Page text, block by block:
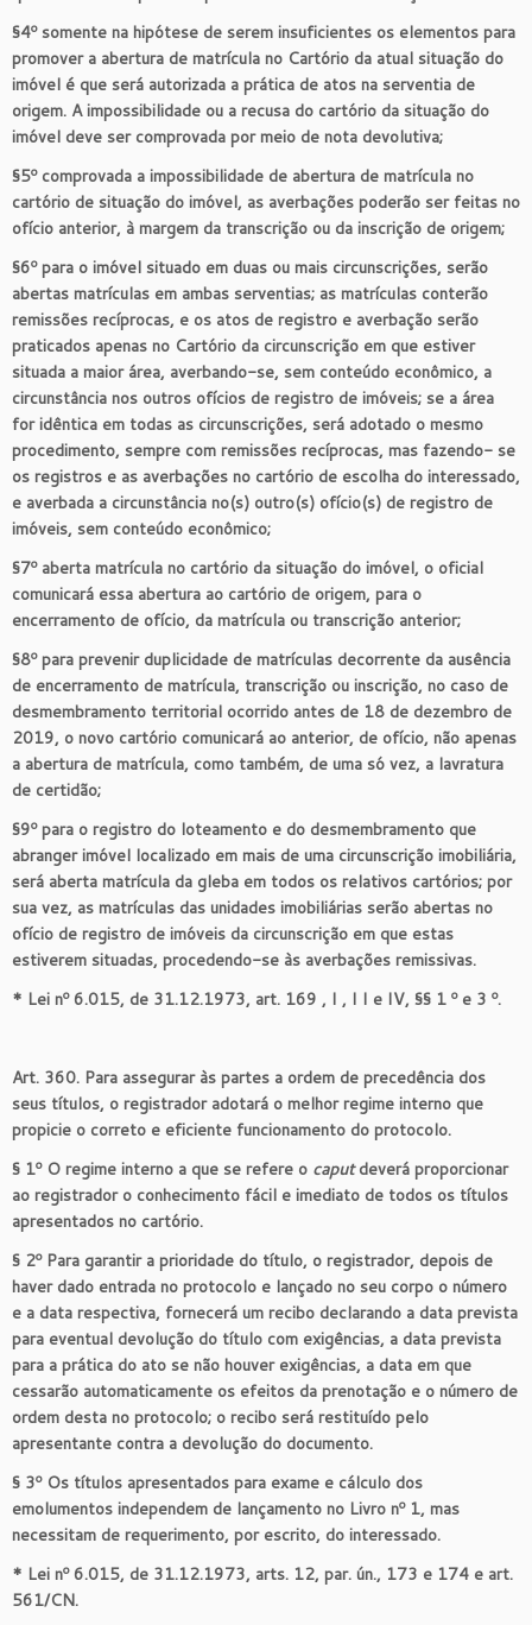
§4º somente na hipótese de serem insuficientes os elementos para
promover a abertura de matrícula no Cartório da atual situação do
imóvel é que será autorizada a prática de atos na serventia de
origem. A impossibilidade ou a recusa do cartório da situação do
imóvel deve ser comprovada por meio de nota devolutiva;
§5º comprovada a impossibilidade de abertura de matrícula no
cartório de situação do imóvel, as averbações poderão ser feitas no
ofício anterior, à margem da transcrição ou da inscrição de origem;
§6º para o imóvel situado em duas ou mais circunscrições, serão
abertas matrículas em ambas serventias; as matrículas conterão
remissões recíprocas, e os atos de registro e averbação serão
praticados apenas no Cartório da circunscrição em que estiver
situada a maior área, averbando-se, sem conteúdo econômico, a
circunstância nos outros ofícios de registro de imóveis; se a área
for idêntica em todas as circunscrições, será adotado o mesmo
procedimento, sempre com remissões recíprocas, mas fazendo- se
os registros e as averbações no cartório de escolha do interessado,
e averbada a circunstância no(s) outro(s) ofício(s) de registro de
imóveis, sem conteúdo econômico;
§7º aberta matrícula no cartório da situação do imóvel, o oficial
comunicará essa abertura ao cartório de origem, para o
encerramento de ofício, da matrícula ou transcrição anterior;
§8º para prevenir duplicidade de matrículas decorrente da ausência
de encerramento de matrícula, transcrição ou inscrição, no caso de
desmembramento territorial ocorrido antes de 18 de dezembro de
2019, o novo cartório comunicará ao anterior, de ofício, não apenas
a abertura de matrícula, como também, de uma só vez, a lavratura
de certidão;
§9º para o registro do loteamento e do desmembramento que
abranger imóvel localizado em mais de uma circunscrição imobiliária,
será aberta matrícula da gleba em todos os relativos cartórios; por
sua vez, as matrículas das unidades imobiliárias serão abertas no
ofício de registro de imóveis da circunscrição em que estas
estiverem situadas, procedendo-se às averbações remissivas.
* Lei nº 6.015, de 31.12.1973, art. 169 , I , I I e IV, §§ 1 º e 3 º.
Art. 360. Para assegurar às partes a ordem de precedência dos
seus títulos, o registrador adotará o melhor regime interno que
propicie o correto e eficiente funcionamento do protocolo.
§ 1º O regime interno a que se refere o caput deverá proporcionar
ao registrador o conhecimento fácil e imediato de todos os títulos
apresentados no cartório.
§ 2º Para garantir a prioridade do título, o registrador, depois de
haver dado entrada no protocolo e lançado no seu corpo o número
e a data respectiva, fornecerá um recibo declarando a data prevista
para eventual devolução do título com exigências, a data prevista
para a prática do ato se não houver exigências, a data em que
cessarão automaticamente os efeitos da prenotação e o número de
ordem desta no protocolo; o recibo será restituído pelo
apresentante contra a devolução do documento.
§ 3º Os títulos apresentados para exame e cálculo dos
emolumentos independem de lançamento no Livro nº 1, mas
necessitam de requerimento, por escrito, do interessado.
* Lei nº 6.015, de 31.12.1973, arts. 12, par. ún., 173 e 174 e art.
561/CN.